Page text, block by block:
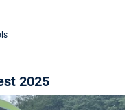
2025